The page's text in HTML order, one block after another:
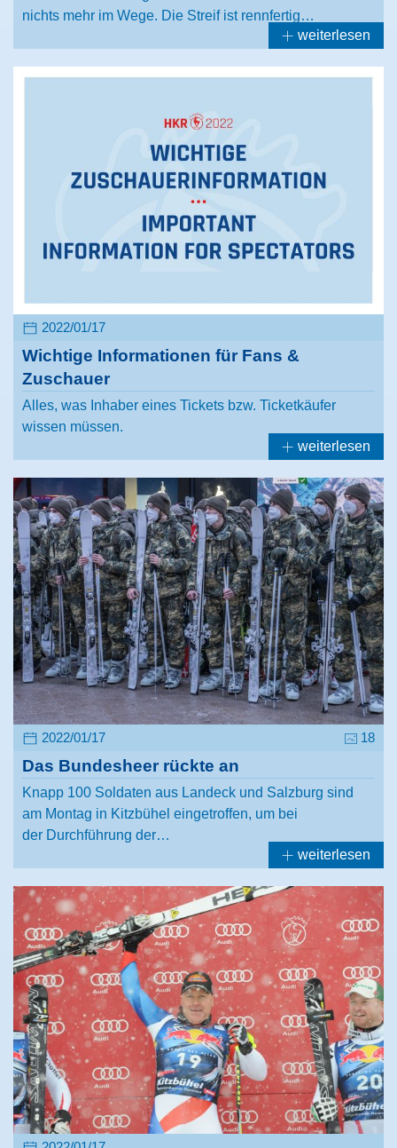
nichts mehr im Wege. Die Streif ist rennfertig…
weiterlesen
2022/01/17
Wichtige Informationen für Fans &
Zuschauer
Alles, was Inhaber eines Tickets bzw. Ticketkäufer
wissen müssen.
weiterlesen
2022/01/17 18
Das Bundesheer rückte an
Knapp 100 Soldaten aus Landeck und Salzburg sind
am Montag in Kitzbühel eingetroffen, um bei
der Durchführung der…
weiterlesen